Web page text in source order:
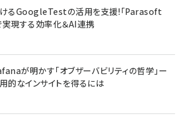
るGoogleTestの活用を支援!「Parasoft
現する効率化＆AI連携
が明かす「オブザーバビリティの哲学」ー
的なインサイトを得るには